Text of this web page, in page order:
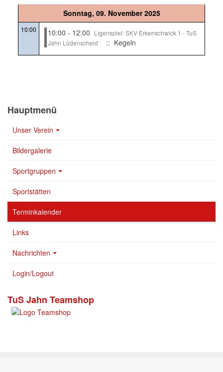
Sonntag, 09. November 2025
10:00 10:00 - 12:00 Ligenspiel: SKV Erkenschwick 1 - TuS
Jahn Lüdenscheid
:: Kegeln
Hauptmenü
Unser Verein
Bildergalerie
Sportgruppen
Sportstätten
Terminkalender
Links
Nachrichten
Login/Logout
TuS Jahn Teamshop